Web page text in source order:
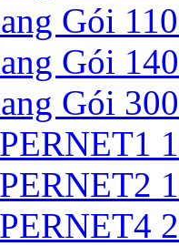
Gói
Gói
Gói